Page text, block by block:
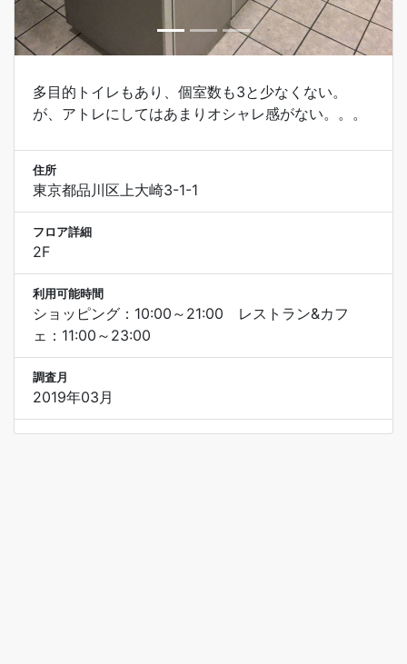
多目的トイレもあり、個室数も3と少なくない。
が、アトレにしてはあまりオシャレ感がない。。。
住所
東京都品川区上大崎3-1-1
フロア詳細
2F
利用可能時間
ショッピング：10:00～21:00 レストラン&カフ
ェ：11:00～23:00
調査月
2019年03月